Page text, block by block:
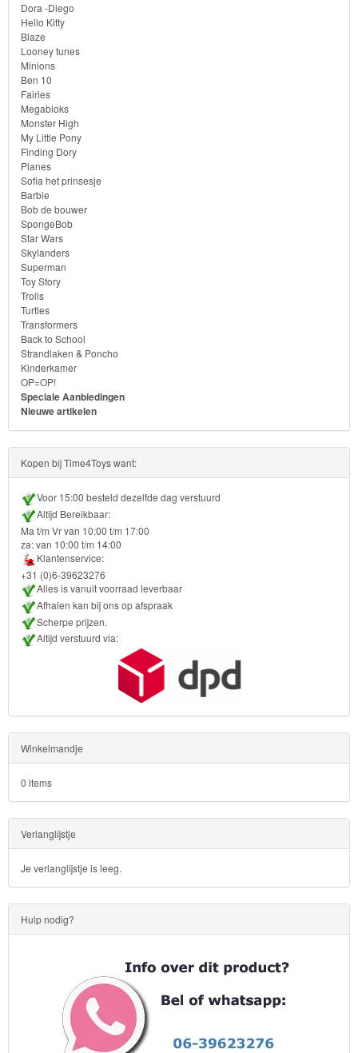
Bob
de
bouwer
SpongeBob
Star
Wars
Skylanders
Superman
Toy
Story
Trolls
Turtles
Transformers
Back
to
School
Strandlaken
&
Poncho
Kinderkamer
OP=OP!
Dora -Diego
Hello Kitty
Blaze
Looney tunes
Minions
Ben 10
Fairies
Megabloks
Monster High
My Little Pony
Finding Dory
Planes
Sofia het prinsesje
Barbie
Bob de bouwer
SpongeBob
Star Wars
Skylanders
Superman
Toy Story
Trolls
Turtles
Transformers
Back to School
Strandlaken & Poncho
Kinderkamer
OP=OP!
Speciale Aanbiedingen
Nieuwe artikelen
Kopen bij Time4Toys want:
Voor 15:00 besteld dezelfde dag verstuurd
Altijd Bereikbaar:
Ma t/m Vr van 10:00 t/m 17:00
za: van 10:00 t/m 14:00
Klantenservice:
+31 (0)6-39623276
Alles is vanuit voorraad leverbaar
Afhalen kan bij ons op afspraak
Scherpe prijzen.
Altijd verstuurd via:
Winkelmandje
0 items
Verlanglijstje
Je verlanglijstje is leeg.
Hulp nodig?